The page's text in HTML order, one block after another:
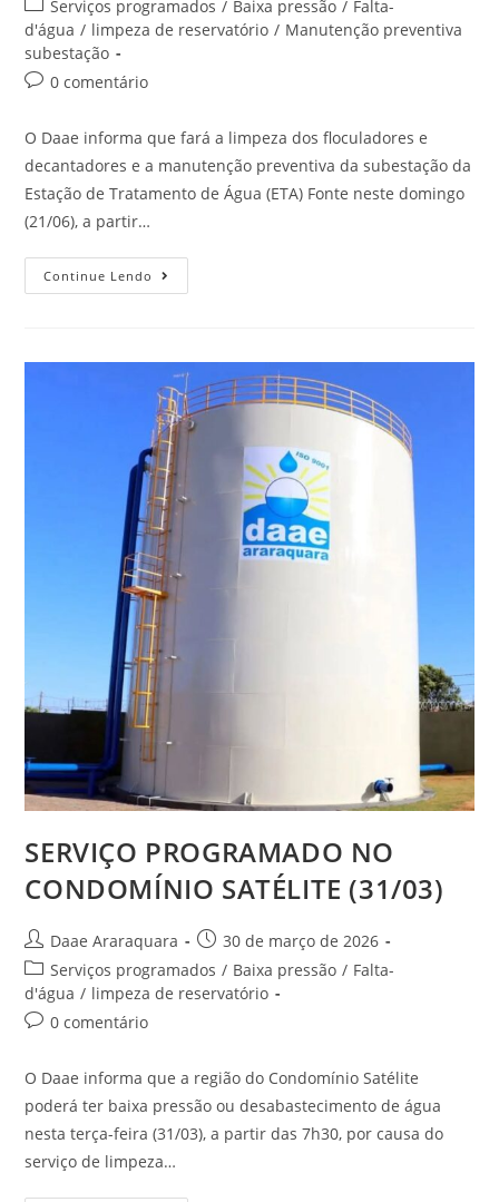
Serviços programados / Baixa pressão / Falta-
d'água / limpeza de reservatório / Manutenção preventiva
subestação
0 comentário
O Daae informa que fará a limpeza dos floculadores e
decantadores e a manutenção preventiva da subestação da
Estação de Tratamento de Água (ETA) Fonte neste domingo
(21/06), a partir…
Continue Lendo
SERVIÇO PROGRAMADO NO
CONDOMÍNIO SATÉLITE (31/03)
Daae Araraquara
30 de março de 2026
Serviços programados / Baixa pressão / Falta-
d'água / limpeza de reservatório
0 comentário
O Daae informa que a região do Condomínio Satélite
poderá ter baixa pressão ou desabastecimento de água
nesta terça-feira (31/03), a partir das 7h30, por causa do
serviço de limpeza…